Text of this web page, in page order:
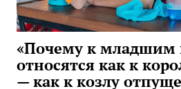
«Почему к младшим
относятся как к
— как к козлу